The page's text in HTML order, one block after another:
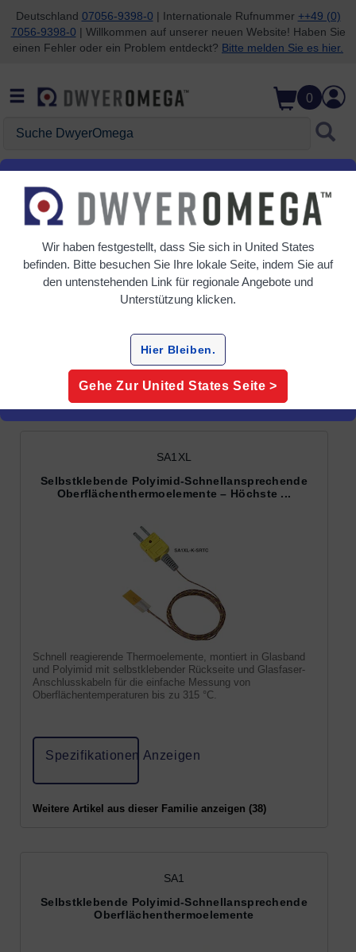
Zum Suchen überspringen
Zum Hauptinhalt überspringen
Zur Navigation überspringen
Deutschland 07056-9398-0 | Internationale Rufnummer ++49 (0)
7056-9398-0 | Willkommen auf unserer neuen Website! Haben Sie
einen Fehler oder ein Problem entdeckt? Bitte melden Sie es hier.
0
Startseite Temperatur
Thermoelemente
Oberflächenmontierte Thermoelemente
Oberflächenmontierte
Thermoelemente
Raster Tabelle
Verfeinern
SA1XL
Selbstklebende Polyimid-Schnellansprechende
Oberflächenthermoelemente – Höchste ...
Schnell reagierende Thermoelemente, montiert in Glasband
und Polyimid mit selbstklebender Rückseite und Glasfaser-
Anschlusskabeln für die einfache Messung von
Oberflächentemperaturen bis zu 315 °C.
Spezifikationen Anzeigen
Weitere Artikel aus dieser Familie anzeigen (38)
SA1
Selbstklebende Polyimid-Schnellansprechende
Oberflächenthermoelemente
Wir haben festgestellt, dass Sie sich in United States
befinden. Bitte besuchen Sie Ihre lokale Seite, indem Sie auf
den untenstehenden Link für regionale Angebote und
Unterstützung klicken.
Hier Bleiben.
Gehe Zur United States Seite >